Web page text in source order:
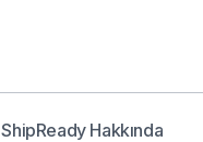
ShipReady Hakkında